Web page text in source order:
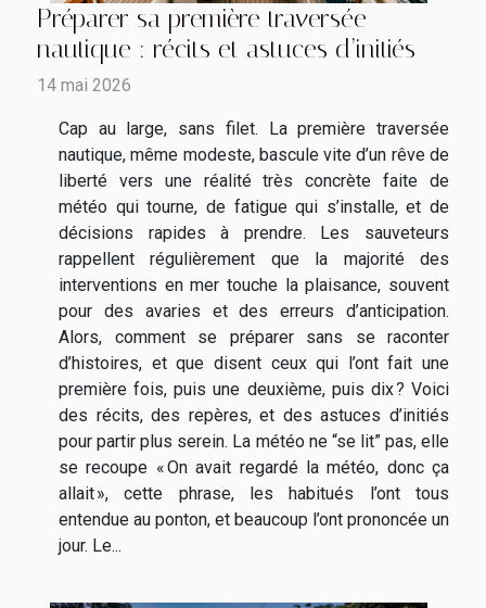
Préparer sa première traversée
nautique : récits et astuces d’initiés
14 mai 2026
Cap au large, sans filet. La première traversée
nautique, même modeste, bascule vite d’un rêve de
liberté vers une réalité très concrète faite de
météo qui tourne, de fatigue qui s’installe, et de
décisions rapides à prendre. Les sauveteurs
rappellent régulièrement que la majorité des
interventions en mer touche la plaisance, souvent
pour des avaries et des erreurs d’anticipation.
Alors, comment se préparer sans se raconter
d’histoires, et que disent ceux qui l’ont fait une
première fois, puis une deuxième, puis dix ? Voici
des récits, des repères, et des astuces d’initiés
pour partir plus serein. La météo ne “se lit” pas, elle
se recoupe « On avait regardé la météo, donc ça
allait », cette phrase, les habitués l’ont tous
entendue au ponton, et beaucoup l’ont prononcée un
jour. Le...